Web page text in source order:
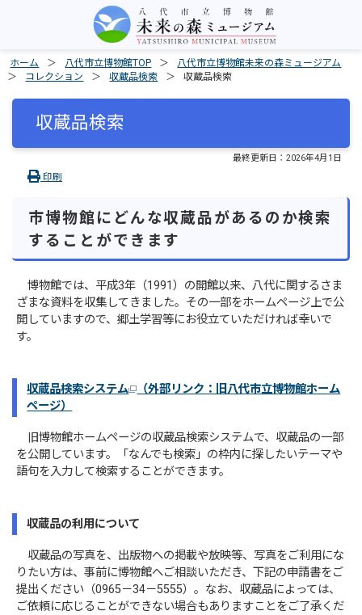
ホーム 八代市立博物館TOP
八代市立博物館未来の森ミュージアム
コレクション
収蔵品検索 収蔵品検索
収蔵品検索
最終更新日： 2026年4月1日
印刷
市博物館にどんな収蔵品があるのか検索
することができます
博物館では、平成3年（1991）の開館以来、八代に関するさま
ざまな資料を収集してきました。その一部をホームページ上で公
開していますので、郷土学習等にお役立ていただければ幸いで
す。
収蔵品検索システム
（外部リンク：旧八代市立博物館ホーム
ページ）
旧博物館ホームページの収蔵品検索システムで、収蔵品の一部
を公開しています。「なんでも検索」の枠内に探したいテーマや
語句を入力して検索することができます。
収蔵品の利用について
収蔵品の写真を、出版物への掲載や放映等、写真をご利用にな
りたい方は、事前に博物館へご相談いただき、下記の申請書をご
提出ください（0965－34－5555）。なお、収蔵品によっては、
ご依頼に応じることができない場合もありますことをご了承くだ